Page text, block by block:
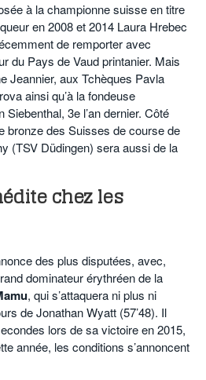
à la championne suisse en titre
en 2008 et 2014 Laura Hrebec
de remporter avec
du Pays de Vaud printanier. Mais
Jeannier, aux Tchèques Pavla
ainsi qu’à la fondeuse
Siebenthal, 3e l’an dernier. Côté
bronze des Suisses de course de
(TSV Düdingen) sera aussi de la
chez les
des plus disputées, avec,
dominateur érythréen de la
, qui s’attaquera ni plus ni
de Jonathan Wyatt (57’48). Il
lors de sa victoire en 2015,
année, les conditions s’annoncent